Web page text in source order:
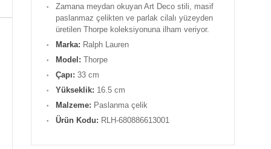
Zamana meydan okuyan Art Deco stili, masif
paslanmaz çelikten ve parlak cilalı yüzeyden
üretilen Thorpe koleksiyonuna ilham veriyor.
Marka: Ralph Lauren
Model: Thorpe
Çapı: 33 cm
Yükseklik: 16.5 cm
Malzeme: Paslanma çelik
Ürün Kodu: RLH-680886613001